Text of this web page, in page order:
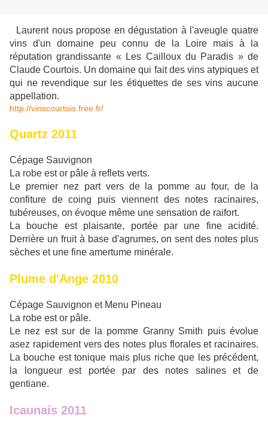
Laurent nous propose en dégustation à l'aveugle quatre
vins d'un domaine peu connu de la Loire mais à la
réputation grandissante « Les Cailloux du Paradis » de
Claude Courtois. Un domaine qui fait des vins atypiques et
qui ne revendique sur les étiquettes de ses vins aucune
appellation.
http://vinscourtois.free.fr/
Quartz 2011
Cépage Sauvignon
La robe est or pâle à reflets verts.
Le premier nez part vers de la pomme au four, de la
confiture de coing puis viennent des notes racinaires,
tubéreuses, on évoque même une sensation de raifort.
La bouche est plaisante, portée par une fine acidité.
Derrière un fruit à base d'agrumes, on sent des notes plus
sèches et une fine amertume minérale.
Plume d'Ange 2010
Cépage Sauvignon et Menu Pineau
La robe est or pâle.
Le nez est sur de la pomme Granny Smith puis évolue
asez rapidement vers des notes plus florales et racinaires.
La bouche est tonique mais plus riche que les précédent,
la longueur est portée par des notes salines et de
gentiane.
Icaunais 2011